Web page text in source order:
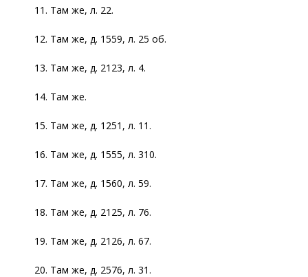
11. Там же, л. 22.
12. Там же, д. 1559, л. 25 об.
13. Там же, д. 2123, л. 4.
14. Там же.
15. Там же, д. 1251, л. 11.
16. Там же, д. 1555, л. 310.
17. Там же, д. 1560, л. 59.
18. Там же, д. 2125, л. 76.
19. Там же, д. 2126, л. 67.
20. Там же, д. 2576, л. 31.